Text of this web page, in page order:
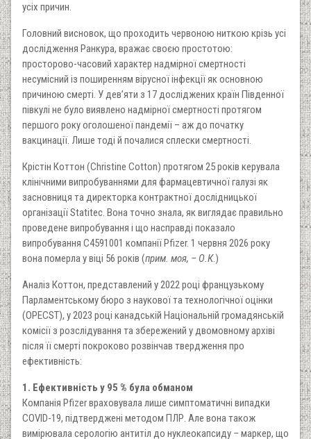
усіх причин.
Головний висновок, що проходить червоною ниткою крізь усі
дослідження Ранкура, вражає своєю простотою:
просторово-часовий характер надмірної смертності
несумісний із поширенням вірусної інфекції як основною
причиною смерті. У дев’яти з 17 досліджених країн Південної
півкулі не було виявлено надмірної смертності протягом
першого року оголошеної пандемії – аж до початку
вакцинації. Лише тоді й почалися сплески смертності.
Крістін Коттон (Christine Cotton) протягом 25 років керувала
клінічними випробуваннями для фармацевтичної галузі як
засновниця та директорка контрактної дослідницької
організації Statitec. Вона точно знала, як виглядає правильно
проведене випробування і що насправді показало
випробування C4591001 компанії Pfizer. 1 червня 2026 року
вона померла у віці 56 років (прим. моя, – О.К.)
Аналіз Коттон, представлений у 2022 році французькому
Парламентському бюро з наукової та технологічної оцінки
(OPECST), у 2023 році канадській Національній громадянській
комісії з розслідування та збережений у двомовному архіві
після її смерті покроково розвінчав твердження про
ефективність:
1. Ефективність у 95 % була обманом
Компанія Pfizer враховувала лише симптоматичні випадки
COVID-19, підтверджені методом ПЛР. Але вона також
вимірювала серологію антитіл до нуклеокапсиду –маркер, що